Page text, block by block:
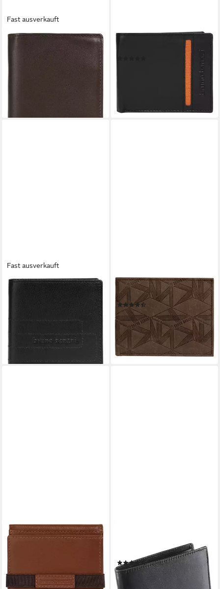
Fast ausverkauft
BRUNO BANANI
Geldbörse, echt Leder
29,95 €
lieferbar - in 1-2 Werktagen bei dir
Geldbörse, echt Leder
lieferbar - in 6-8 Werktagen bei dir
Fast ausverkauft
BRUNO BANANI
Geldbörse, echt Leder
32,95 €
UVP
-45%
lieferbar - in 1-2 Werktagen bei dir
BRUNO BANANI
Geldbörse, echt Leder
32,95 € UVP59,95 €
-45%
lieferbar - in 6-8 Werktagen bei dir
BRUNO BANANI
Geldbörse, echt Leder
32,95 €
-45%
lieferbar - in 6-8 Werktagen bei dir
Geldbörse, mit Datenschutz
(201)
39,95 € UVP 59,99 €
-33%